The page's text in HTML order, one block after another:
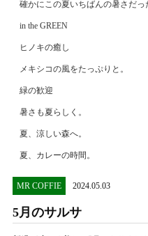
確かにこの夏いちばんの暑さだ
in the GREEN
ヒノキの癒し
メキシコの風をたっぷりと。
緑の歓迎
暑さも夏らしく。
夏、涼しい森へ。
夏、カレーの時間。
MR COFFIE 2024.05.03
5月のサルサ